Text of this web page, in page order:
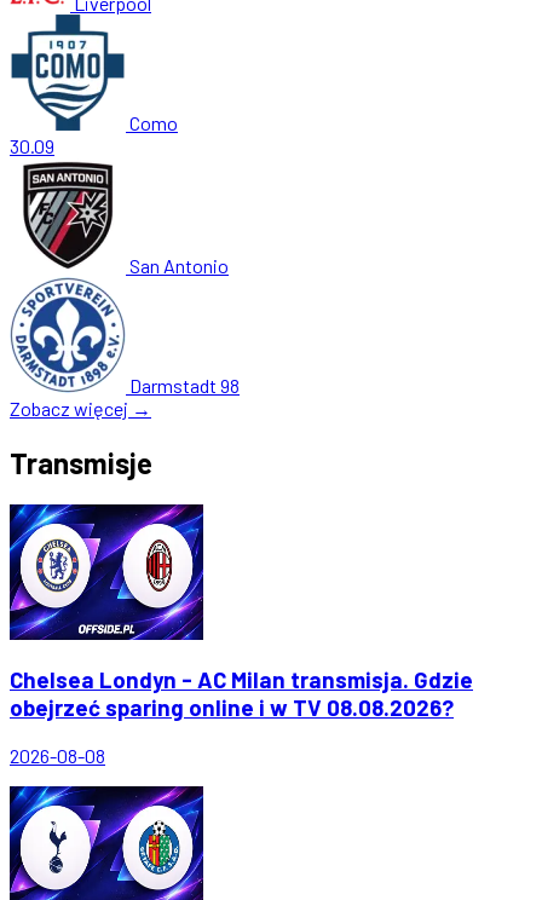
Como
30.09
San Antonio
Darmstadt 98
Zobacz więcej →
Transmisje
Chelsea Londyn - AC Milan transmisja. Gdzie
obejrzeć sparing online i w TV 08.08.2026?
2026-08-08